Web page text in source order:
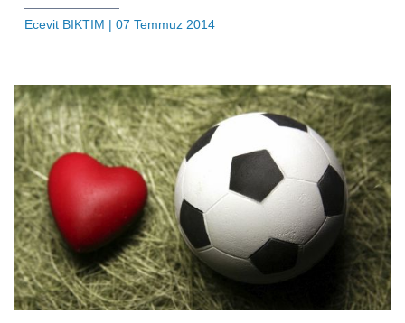
Ecevit BIKTIM | 07 Temmuz 2014